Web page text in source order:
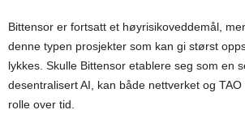
Bittensor er fortsatt et høyrisikoveddemål,
denne typen prosjekter som kan gi størst
lykkes. Skulle Bittensor etablere seg som en
desentralisert AI, kan både nettverket og
rolle over tid.